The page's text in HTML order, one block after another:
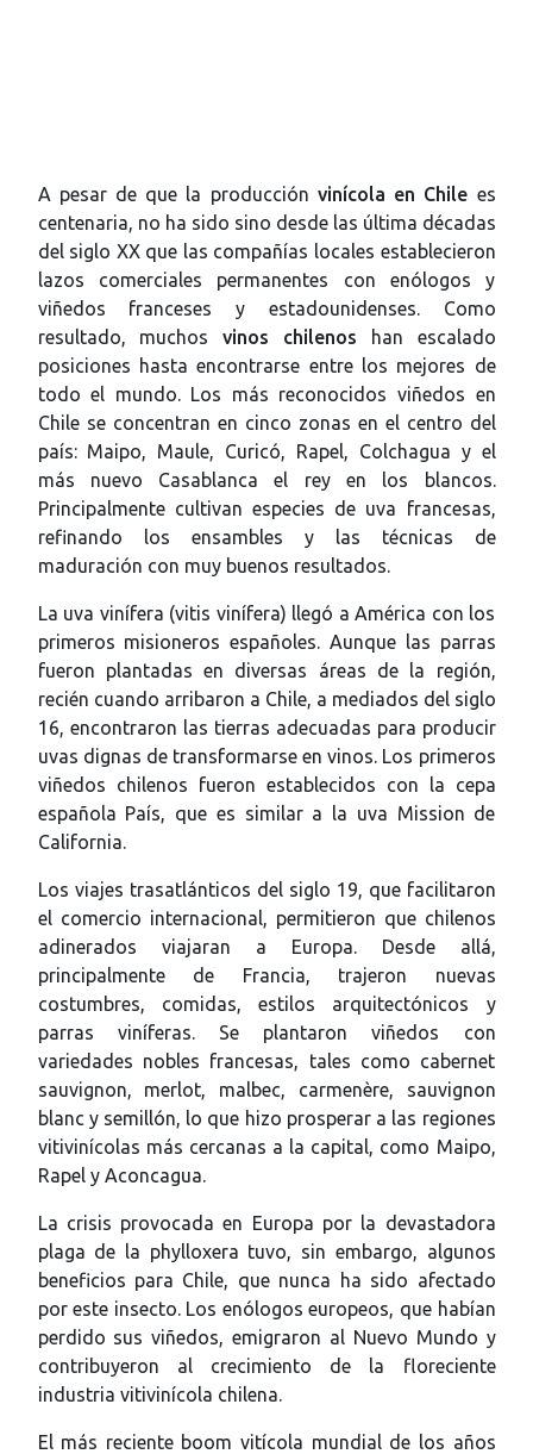
A pesar de que la producción vinícola en Chile es
centenaria, no ha sido sino desde las última décadas
del siglo XX que las compañías locales establecieron
lazos comerciales permanentes con enólogos y
viñedos franceses y estadounidenses. Como
resultado, muchosvinos chilenos han escalado
posiciones hasta encontrarse entre los mejores de
todo el mundo. Los más reconocidos viñedos en
Chile se concentran en cinco zonas en el centro del
país: Maipo, Maule, Curicó, Rapel, Colchagua y el
más nuevo Casablanca el rey en los blancos.
Principalmente cultivan especies de uva francesas,
refinando los ensambles y las técnicas de
maduración con muy buenos resultados.
La uva vinífera (vitis vinífera) llegó a América con los
primeros misioneros españoles. Aunque las parras
fueron plantadas en diversas áreas de la región,
recién cuando arribaron a Chile, a mediados del siglo
16, encontraron las tierras adecuadas para producir
uvas dignas de transformarse en vinos. Los primeros
viñedos chilenos fueron establecidos con la cepa
española País, que es similar a la uva Mission de
California.
Los viajes trasatlánticos del siglo 19, que facilitaron
el comercio internacional, permitieron que chilenos
adinerados viajaran a Europa. Desde allá,
principalmente de Francia, trajeron nuevas
costumbres, comidas, estilos arquitectónicos y
parras viníferas. Se plantaron viñedos con
variedades nobles francesas, tales como cabernet
sauvignon, merlot, malbec, carmenère, sauvignon
blanc y semillón, lo que hizo prosperar a las regiones
vitivinícolas más cercanas a la capital, como Maipo,
Rapel y Aconcagua.
La crisis provocada en Europa por la devastadora
plaga de la phylloxera tuvo, sin embargo, algunos
beneficios para Chile, que nunca ha sido afectado
por este insecto. Los enólogos europeos, que habían
perdido sus viñedos, emigraron al Nuevo Mundo y
contribuyeron al crecimiento de la floreciente
industria vitivinícola chilena.
El más reciente boom vitícola mundial de los años